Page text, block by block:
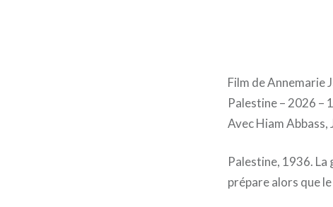
Film de Annemarie
Palestine – 2026 –
Avec Hiam Abbass,
Palestine, 1936.
prépare alors que